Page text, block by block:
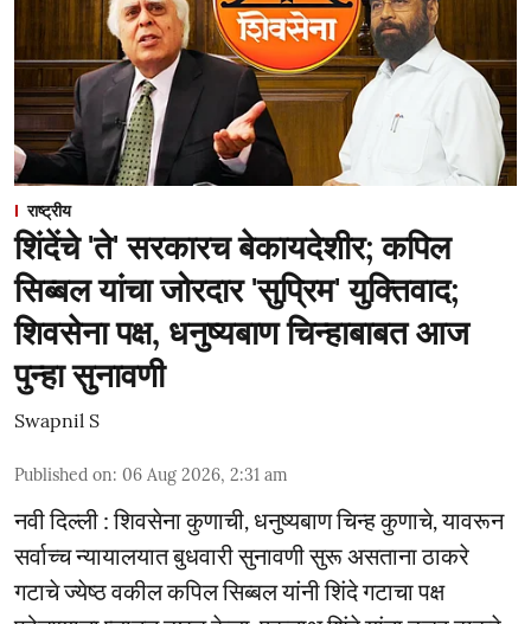
राष्ट्रीय
शिंदेंचे 'ते' सरकारच बेकायदेशीर; कपिल
सिब्बल यांचा जोरदार 'सुप्रिम' युक्तिवाद;
शिवसेना पक्ष, धनुष्यबाण चिन्हाबाबत आज
पुन्हा सुनावणी
Swapnil S
Published on: 06 Aug 2026, 2:31 am
नवी दिल्ली : शिवसेना कुणाची, धनुष्यबाण चिन्ह कुणाचे, यावरून
सर्वाच्च न्यायालयात बुधवारी सुनावणी सुरू असताना ठाकरे
गटाचे ज्येष्ठ वकील कपिल सिब्बल यांनी शिंदे गटाचा पक्ष